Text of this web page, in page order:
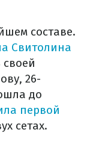
составе.
Свитолина
26-
до
первой
сетах.